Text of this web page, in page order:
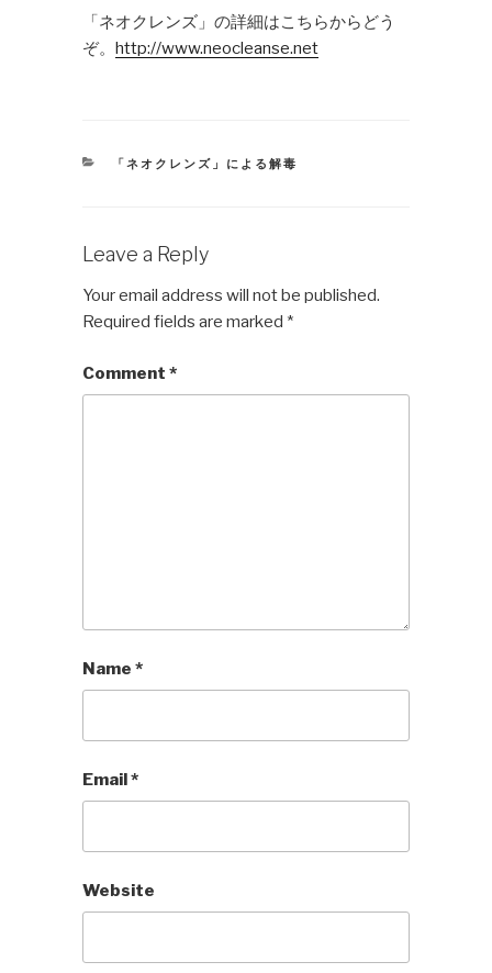
「ネオクレンズ」の詳細はこちらからどう
ぞ。 http://www.neocleanse.net
CATEGORIES
「ネオクレンズ」による解毒
Leave a Reply
Your email address will not be published.
Required fields are marked *
Comment *
Name *
Email*
Website